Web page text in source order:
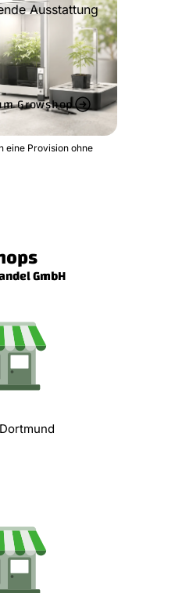
Ausstattung
Growshop
eine Provision ohne
GmbH